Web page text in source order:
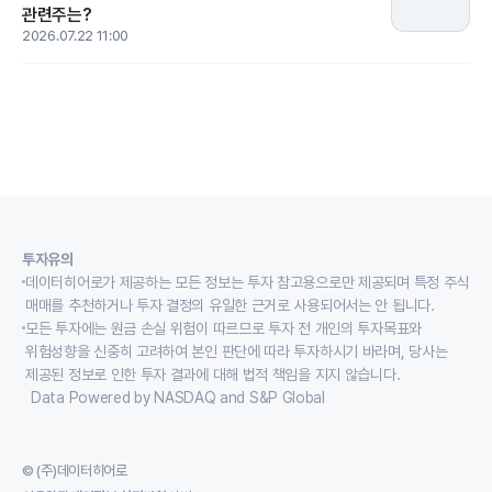
관련주는?
2026.07.22 11:00
투자유의
데이터히어로가 제공하는 모든 정보는 투자 참고용으로만 제공되며 특정 주식
매매를 추천하거나 투자 결정의 유일한 근거로 사용되어서는 안 됩니다.
모든 투자에는 원금 손실 위험이 따르므로 투자 전 개인의 투자목표와
위험성향을 신중히 고려하여 본인 판단에 따라 투자하시기 바라며, 당사는
제공된 정보로 인한 투자 결과에 대해 법적 책임을 지지 않습니다.
Data Powered by NASDAQ and S&P Global
© (주)데이터히어로